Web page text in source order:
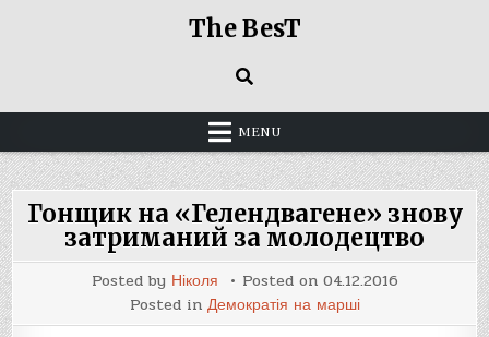
The BesT
MENU
Гонщик на «Гелендвагене» знову
затриманий за молодецтво
Posted by Ніколя Posted on 04.12.2016
Posted in Демократія на марші